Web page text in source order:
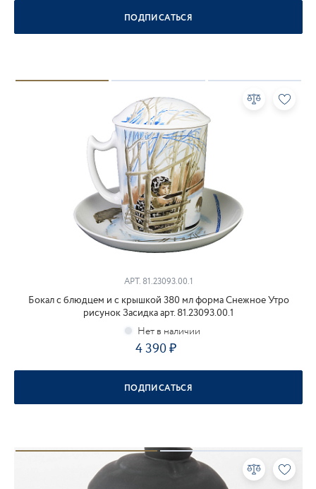
ПОДПИСАТЬСЯ
АРТ.81.23093.00.1
Бокал с блюдцем и с крышкой 380 мл форма Снежное Утро
рисунок Засидка арт. 81.23093.00.1
4 390
ПОДПИСАТЬСЯ